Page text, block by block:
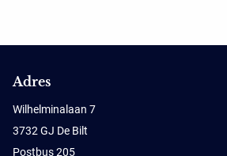
Adres
Wilhelminalaan 7
3732 GJ De Bilt
Postbus 205